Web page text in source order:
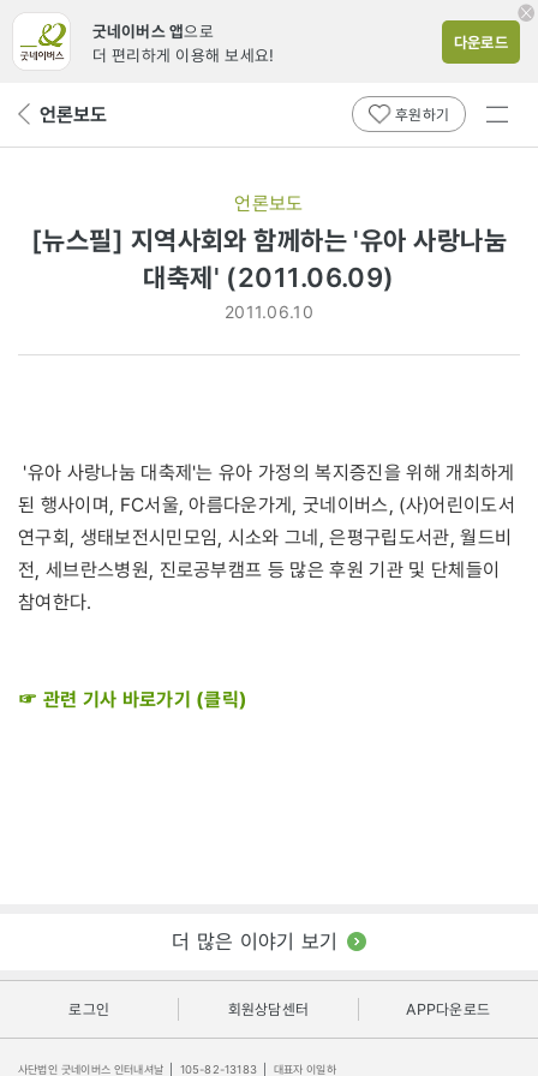
굿네이버스 앱으로
더 편리하게 이용해 보세요!
다운로드
뒤 언론보도 후원하기
전체
언론보도
[뉴스필] 지역사회와 함께하는 '유아 사랑나눔
대축제' (2011.06.09)
2011.06.10
'유아 사랑나눔 대축제'는 유아 가정의 복지증진을 위해 개최하게
된 행사이며, FC서울, 아름다운가게, 굿네이버스, (사)어린이도서
연구회, 생태보전시민모임, 시소와 그네, 은평구립도서관, 월드비
전, 세브란스병원, 진로공부캠프 등 많은 후원 기관 및 단체들이
참여한다.
☞ 관련 기사 바로가기 (클릭)
더 많은 이야기 보기
로그인 회원상담센터 APP다운로드
사단법인 굿네이버스 인터내셔날 105-82-13183 대표자 이일하